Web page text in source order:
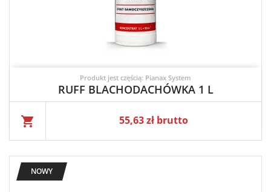
Produkt jest częścią: Pianax System
RUFF BLACHODACHÓWKA 1 L
shopping_cart
Cena
55,63 zł brutto
NOWY